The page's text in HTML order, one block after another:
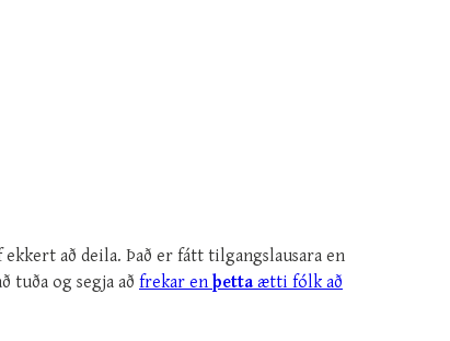
ekkert að deila. Það er fátt tilgangslausara en
tuða og segja að frekar en þetta ætti fólk að